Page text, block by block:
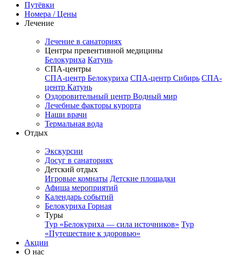
Путёвки
Номера / Цены
Лечение
Лечение в санаториях
Центры превентивной медицины
Белокуриха Катунь
СПА-центры
СПА-центр Белокуриха СПА-центр Сибирь СПА-
центр Катунь
Оздоровительный центр Водный мир
Лечебные факторы курорта
Наши врачи
Термальная вода
Отдых
Экскурсии
Досуг в санаториях
Детский отдых
Игровые комнаты Детские площадки
Афиша мероприятий
Календарь событий
Белокуриха Горная
Туры
Тур «Белокуриха — сила источников» Тур
«Путешествие к здоровью»
Акции
О нас